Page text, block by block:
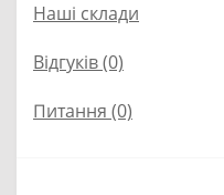
Наші склади
Відгуків (0)
Питання (0)